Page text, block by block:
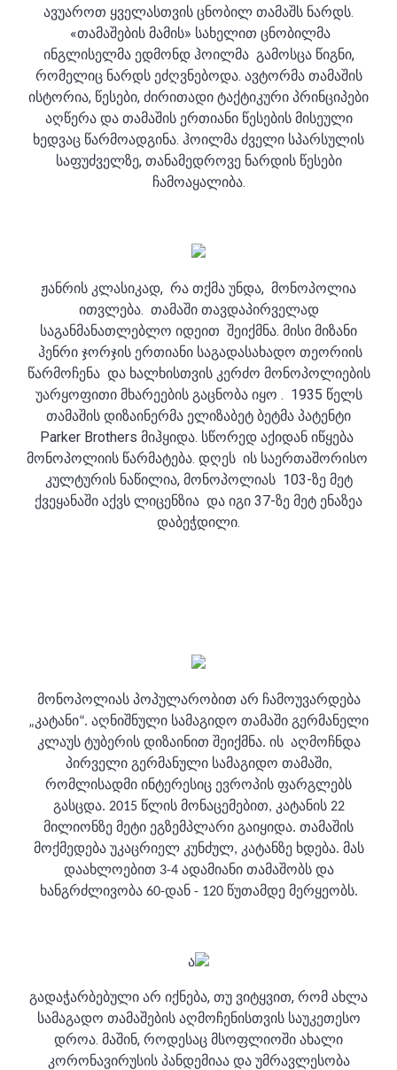
ავუაროთ ყველასთვის ცნობილ თამაშს ნარდს.
«თამაშების მამის» სახელით ცნობილმა
ინგლისელმა ედმონდ ჰოილმა გამოსცა წიგნი,
რომელიც ნარდს ეძღვნებოდა. ავტორმა თამაშის
ისტორია, წესები, ძირითადი ტაქტიკური პრინციპები
აღწერა და თამაშის ერთიანი წესების მისეული
ხედვაც წარმოადგინა. ჰოილმა ძველი სპარსულის
საფუძველზე, თანამედროვე ნარდის წესები
ჩამოაყალიბა.
ჟანრის კლასიკად, რა თქმა უნდა, მონოპოლია
ითვლება. თამაში თავდაპირველად
საგანმანათლებლო იდეით შეიქმნა. მისი მიზანი
ჰენრი ჯორჯის ერთიანი საგადასახადო თეორიის
წარმოჩენა და ხალხისთვის კერძო მონოპოლიების
უარყოფითი მხარეების გაცნობა იყო . 1935 წელს
თამაშის დიზაინერმა ელიზაბეტ ბეტმა პატენტი
Parker Brothers მიჰყიდა. სწორედ აქიდან იწყება
მონოპოლიის წარმატება. დღეს ის საერთაშორისო
კულტურის ნაწილია, მონოპოლიას 103-ზე მეტ
ქვეყანაში აქვს ლიცენზია და იგი 37-ზე მეტ ენაზეა
დაბეჭდილი.
მონოპოლიას პოპულარობით არ ჩამოუვარდება
„კატანი“. აღნიშნული სამაგიდო თამაში გერმანელი
კლაუს ტუბერის დიზაინით შეიქმნა. ის აღმოჩნდა
პირველი გერმანული სამაგიდო თამაში,
რომლისადმი ინტერესიც ევროპის ფარგლებს
გასცდა. 2015 წლის მონაცემებით, კატანის 22
მილიონზე მეტი ეგზემპლარი გაიყიდა. თამაშის
მოქმედება უკაცრიელ კუნძულ, კატანზე ხდება. მას
დაახლოებით 3-4 ადამიანი თამაშობს და
ხანგრძლივობა 60-დან - 120 წუთამდე მერყეობს.
ა
გადაჭარბებული არ იქნება, თუ ვიტყვით, რომ ახლა
სამაგადო თამაშების აღმოჩენისთვის საუკეთესო
დროა. მაშინ, როდესაც მსოფლიოში ახალი
კორონავირუსის პანდემიაა და უმრავლესობა